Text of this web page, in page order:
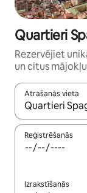
Quartieri
Rezervējiet
un citus
Atrašanās vieta
Kad rezultāti
Reģistrēšanās
Izrakstīšanās